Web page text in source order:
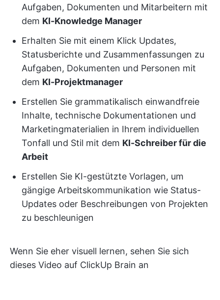
Aufgaben, Dokumenten und Mitarbeitern mit
dem KI-Knowledge Manager
Erhalten Sie mit einem Klick Updates,
Statusberichte und Zusammenfassungen zu
Aufgaben, Dokumenten und Personen mit
dem KI-Projektmanager
Erstellen Sie grammatikalisch einwandfreie
Inhalte, technische Dokumentationen und
Marketingmaterialien in Ihrem individuellen
Tonfall und Stil mit dem KI-Schreiber für die
Arbeit
Erstellen Sie KI-gestützte Vorlagen, um
gängige Arbeitskommunikation wie Status-
Updates oder Beschreibungen von Projekten
zu beschleunigen
Wenn Sie eher visuell lernen, sehen Sie sich
dieses Video auf ClickUp Brain an